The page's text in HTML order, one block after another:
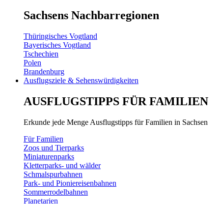
Sachsens Nachbarregionen
Thüringisches Vogtland
Bayerisches Vogtland
Tschechien
Polen
Brandenburg
Ausflugsziele & Sehenswürdigkeiten
AUSFLUGSTIPPS FÜR FAMILIEN
Erkunde jede Menge Ausflugstipps für Familien in Sachsen
Für Familien
Zoos und Tierparks
Miniaturenparks
Kletterparks- und wälder
Schmalspurbahnen
Park- und Pioniereisenbahnen
Sommerrodelbahnen
Planetarien